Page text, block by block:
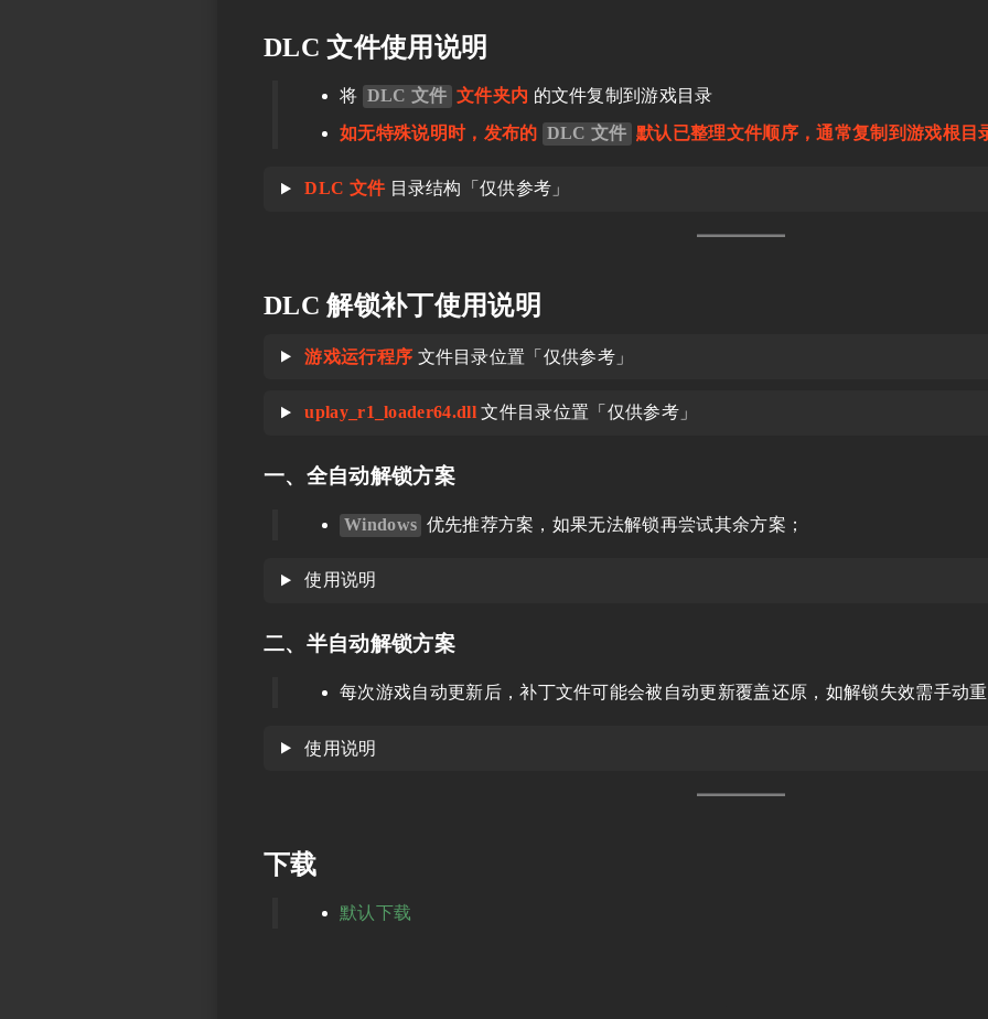
DLC 文件使用说明
将 DLC 文件 文件夹内 的文件复制到游戏目录
如无特殊说明时，发布的 DLC 文件 默认已整理文件顺序，通常复制到游戏根目
DLC 文件目录结构「仅供参考」
DLC 解锁补丁使用说明
游戏运行程序 文件目录位置「仅供参考」
uplay_r1_loader64.dll 文件目录位置「仅供参考」
一、全自动解锁方案
Windows 优先推荐方案，如果无法解锁再尝试其余方案；
使用说明
二、半自动解锁方案
每次游戏自动更新后，补丁文件可能会被自动更新覆盖还原，如解锁失效需手动
使用说明
下载
默认下载